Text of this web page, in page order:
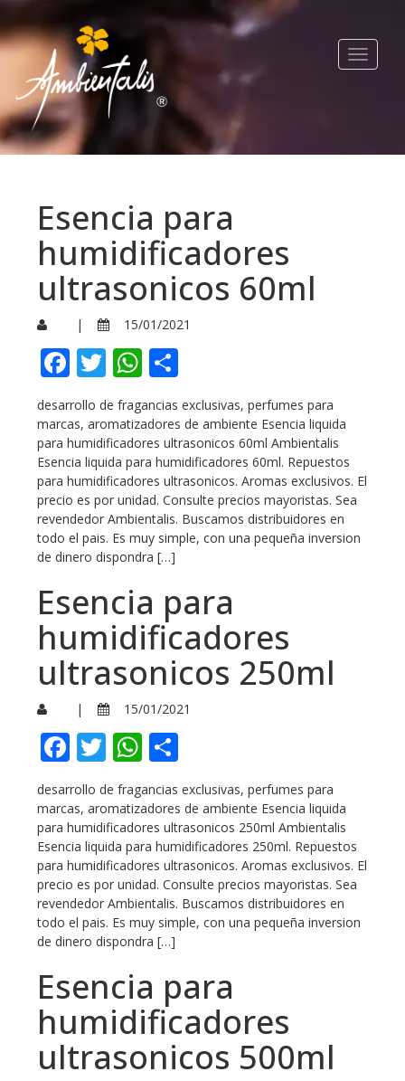
Toggle
Esencia para
humidificadores
ultrasonicos 60ml
| 15/01/2021
Facebook
TwitterWhatsApp
desarrollo de fragancias exclusivas, perfumes para
marcas, aromatizadores de ambiente Esencia liquida
para humidificadores ultrasonicos 60ml Ambientalis
Esencia liquida para humidificadores 60ml. Repuestos
para humidificadores ultrasonicos. Aromas exclusivos. El
precio es por unidad. Consulte precios mayoristas. Sea
revendedor Ambientalis. Buscamos distribuidores en
todo el pais. Es muy simple, con una pequeña inversion
de dinero dispondra […]
Esencia para
humidificadores
ultrasonicos 250ml
| 15/01/2021
Facebook
TwitterWhatsApp
desarrollo de fragancias exclusivas, perfumes para
marcas, aromatizadores de ambiente Esencia liquida
para humidificadores ultrasonicos 250ml Ambientalis
Esencia liquida para humidificadores 250ml. Repuestos
para humidificadores ultrasonicos. Aromas exclusivos. El
precio es por unidad. Consulte precios mayoristas. Sea
revendedor Ambientalis. Buscamos distribuidores en
todo el pais. Es muy simple, con una pequeña inversion
de dinero dispondra […]
Esencia para
humidificadores
ultrasonicos 500ml